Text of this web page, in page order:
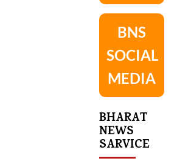
BNS
SOCIAL
MEDIA
BHARAT
NEWS
SARVICE